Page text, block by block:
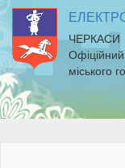
ЧЕРКАСИ
міського